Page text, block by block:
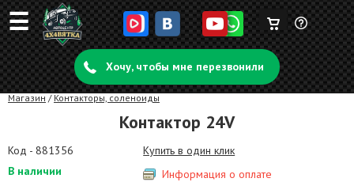
☰ Задать
вопрос
Корзина
пуста
Хочу, чтобы мне перезвонили
Магазин / Контакторы, соленоиды
Контактор 24V
Код - 881356
В наличии
Купить в один клик
Информация о оплате